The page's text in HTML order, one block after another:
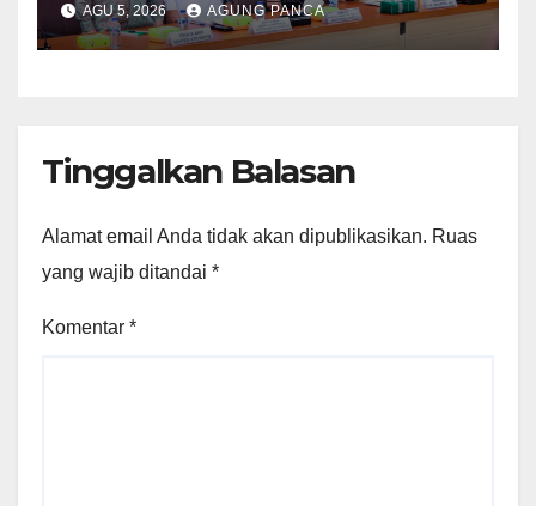
Tanah Rumah Ibadah di NTT
AGU 5, 2026 AGUNG PANCA
Tinggalkan Balasan
Alamat email Anda tidak akan dipublikasikan. Ruas
yang wajib ditandai *
Komentar *